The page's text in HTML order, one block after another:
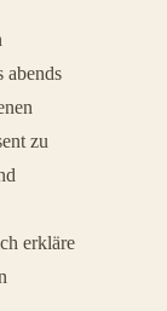
abends
zu
erkläre